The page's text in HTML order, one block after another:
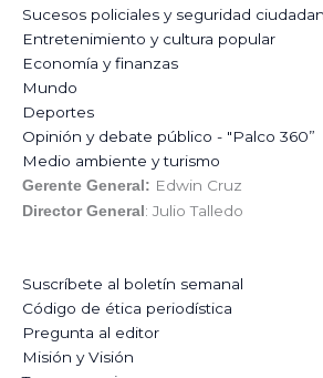
Sucesos policiales y seguridad
Entretenimiento y cultura popular
Economía y finanzas
Mundo
Deportes
Opinión y debate público - "Palco 360”
Medio ambiente y turismo
Gerente General: Edwin Cruz
Director General: Julio Talledo
Suscríbete al boletín semanal
Código de ética periodística
Pregunta al editor
Misión y Visión